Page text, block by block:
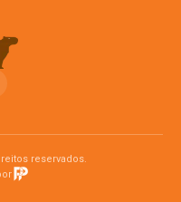
reservados.